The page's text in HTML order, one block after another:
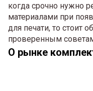
когда срочно нужно
материалами при
для печати, то стоит
проверенным
О рынке